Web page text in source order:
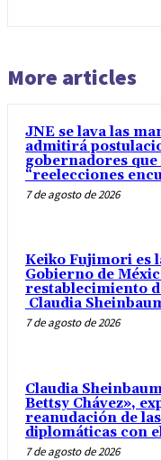
More articles
JNE se lava las
admitirá
gobernadores que
“reelecciones
7 de agosto de 2026
Keiko Fujimori es
Gobierno de
restablecimiento
Claudia
7 de agosto de 2026
Claudia
Bettsy Chávez»,
reanudación de
diplomáticas con
7 de agosto de 2026